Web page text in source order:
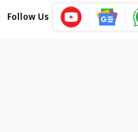
Follow Us